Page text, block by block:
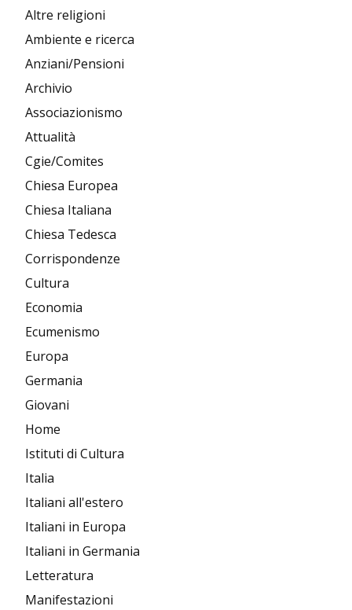
Altre religioni
Ambiente e ricerca
Anziani/Pensioni
Archivio
Associazionismo
Attualità
Cgie/Comites
Chiesa Europea
Chiesa Italiana
Chiesa Tedesca
Corrispondenze
Cultura
Economia
Ecumenismo
Europa
Germania
Giovani
Home
Istituti di Cultura
Italia
Italiani all'estero
Italiani in Europa
Italiani in Germania
Letteratura
Manifestazioni